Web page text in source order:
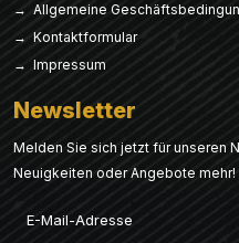
→ Allgemeine
→ Kontaktformular
→ Impressum
Newsletter
Melden Sie sich jetzt für unseren
Neuigkeiten oder Angebote mehr!